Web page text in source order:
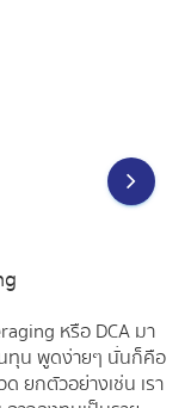
หรือ DCA มา
ทุน พูดง่ายๆ นั่นก็คือ
ยกตัวอย่างเช่น เรา